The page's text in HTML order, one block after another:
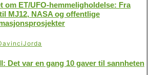
om ET/UFO-hemmeligholdelse: Fra
MJ12, NASA og offentlige
Det var en gang 10 gaver til sannheten